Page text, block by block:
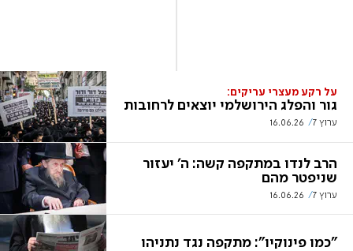
על רקע מעצרי עריקים:
גור והפלג הירושלמי יוצאים לרחובות
ערוץ 7 16.06.26
הרב לנדו במתקפה קשה: ה' יעזור
שניפטר מהם
ערוץ 7 16.06.26
"כמו פינוקיו": מתקפה נגד נתניהו